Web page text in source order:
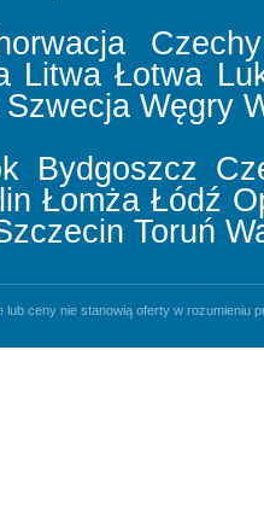
Czechy
Litwa Łotwa
Szwecja Węgry
Bydgoszcz
Łomża Łódź
Toruń
lub ceny nie stanowią oferty w rozumieniu